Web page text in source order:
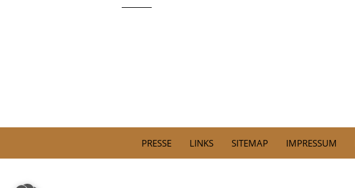
PRESSE LINKS SITEMAP IMPRESSUM